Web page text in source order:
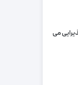
می‌